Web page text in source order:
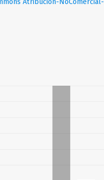
Atribución-NoComercial-